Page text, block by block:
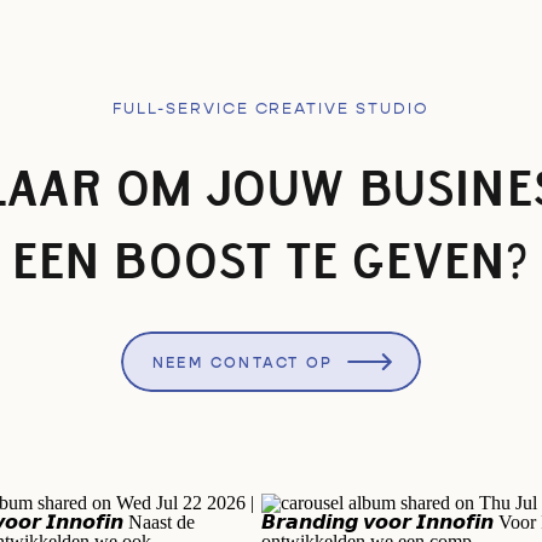
OM JOUW
EEN BOOST TE GEVEN?
FULL-SERVICE CREATIVE STUDIO
NEEM CONTACT OP